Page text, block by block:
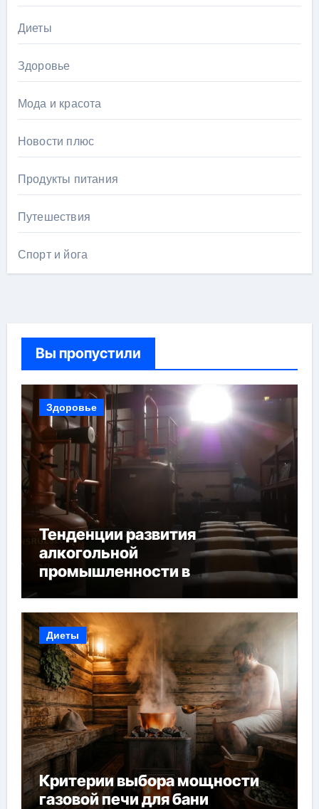
Диеты
Здоровье
Мода и красота
Новости плюс
Продукты питания
Путешествия
Спорт и йога
Вы пропустили
Здоровье
Тенденции развития
алкогольной
промышленности в
Диеты
Критерии выбора мощности
газовой печи для бани